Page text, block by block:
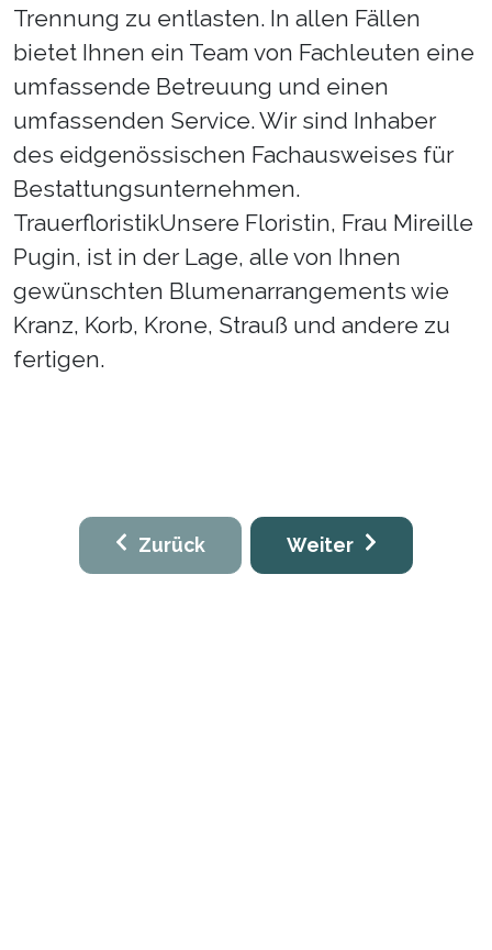
Trennung zu entlasten. In allen Fällen
bietet Ihnen ein Team von Fachleuten eine
umfassende Betreuung und einen
umfassenden Service. Wir sind Inhaber
des eidgenössischen Fachausweises für
Bestattungsunternehmen.
TrauerfloristikUnsere Floristin, Frau Mireille
Pugin, ist in der Lage, alle von Ihnen
gewünschten Blumenarrangements wie
Kranz, Korb, Krone, Strauß und andere zu
fertigen.
Zurück Weiter